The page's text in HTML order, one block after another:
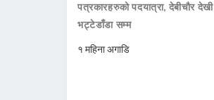
पत्रकारहरुको पदयात्रा, देबीचौर देखी
भट्टेडाँडा सम्म
१ महिना अगाडि